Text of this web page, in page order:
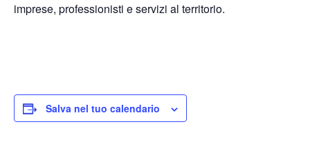
imprese, professionisti e servizi al territorio.
Salva nel tuo calendario